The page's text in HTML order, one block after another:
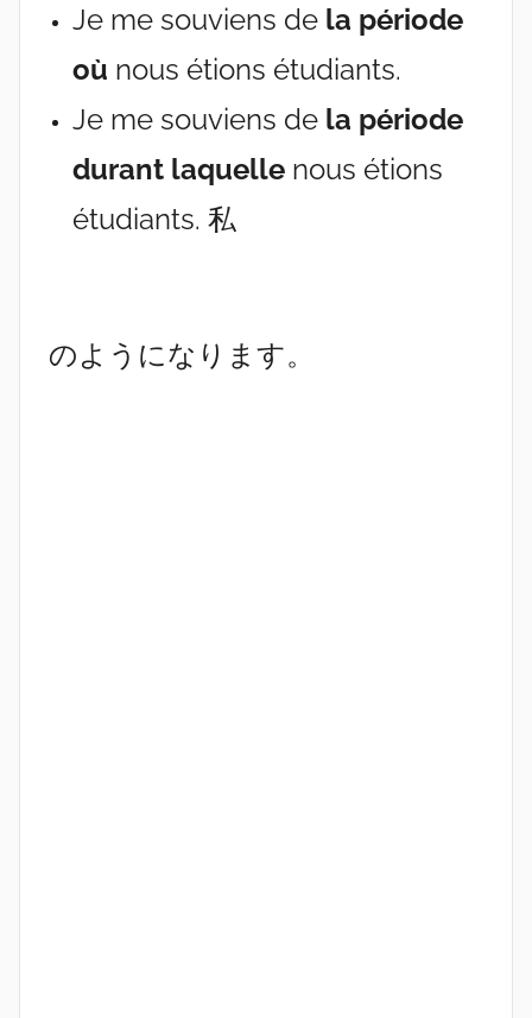
Je me souviens de la période
où nous étions étudiants.
Je me souviens de la période
durant laquelle nous étions
étudiants. 私
のようになります。